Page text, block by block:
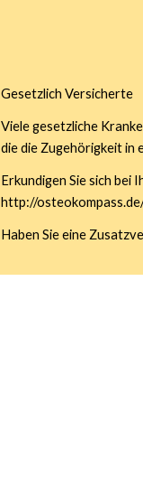
Gesetzlich Versicherte
Viele gesetzliche
die die Zugehörigkeit
Erkundigen Sie sich bei
http://
Haben Sie eine